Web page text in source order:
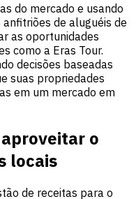
do mercado e usando
de aluguéis de
as oportunidades
como a Eras Tour.
decisões baseadas
suas propriedades
em um mercado em
o
locais
de receitas para o